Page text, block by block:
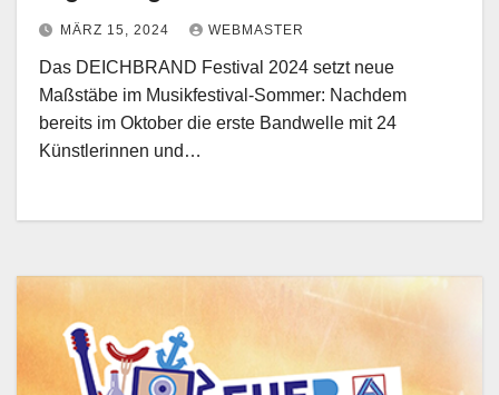
MÄRZ 15, 2024 WEBMASTER
Das DEICHBRAND Festival 2024 setzt neue
Maßstäbe im Musikfestival-Sommer: Nachdem
bereits im Oktober die erste Bandwelle mit 24
Künstlerinnen und…